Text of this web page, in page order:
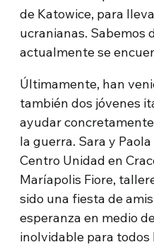
de Katowice, para
ucranianas. Sabemos
actualmente se
Últimamente, han
también dos jóvenes
ayudar
la guerra. Sara y
Centro Unidad en
Maríapolis Fiore,
sido una fiesta de
esperanza en medio
inolvidable para